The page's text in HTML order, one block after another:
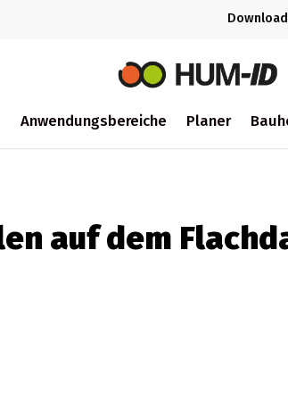
Anwendungsbereiche Planer
auf dem